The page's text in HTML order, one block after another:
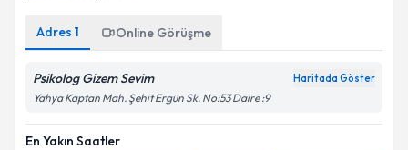
Adres 1 Online Görüşme
Psikolog Gizem Sevim Haritada Göster
Yahya Kaptan Mah. Şehit Ergün Sk. No:53 Daire :9
En Yakın Saatler